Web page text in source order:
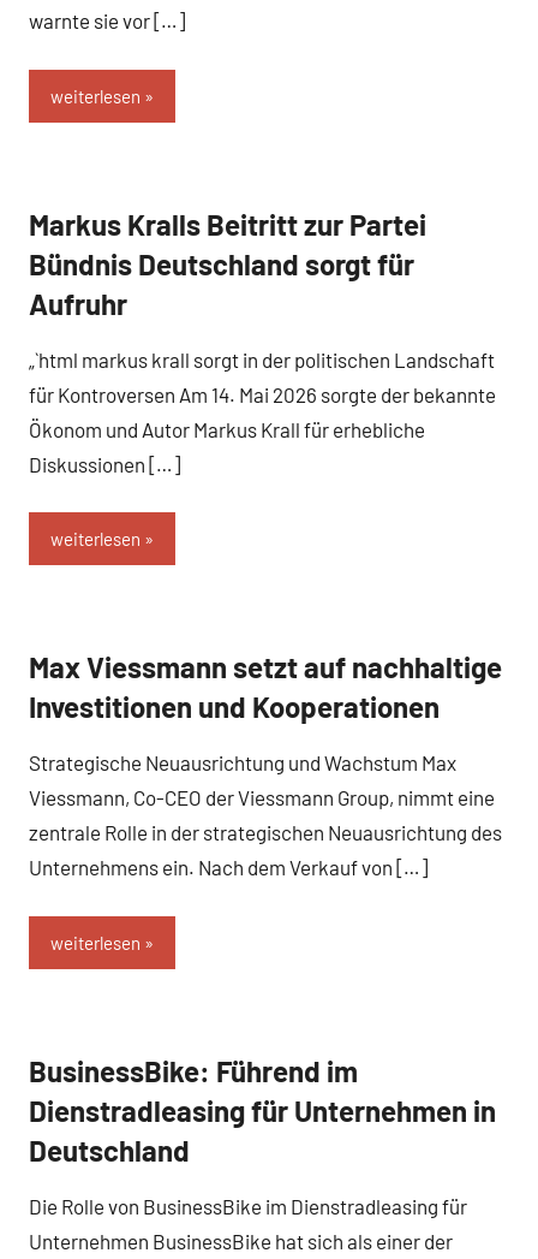
warnte sie vor […]
weiterlesen
Business
und B2B
Markus Kralls Beitritt zur Partei
Bündnis Deutschland sorgt für
Aufruhr
„`html markus krall sorgt in der politischen Landschaft
für Kontroversen Am 14. Mai 2026 sorgte der bekannte
Ökonom und Autor Markus Krall für erhebliche
Diskussionen […]
weiterlesen
Business
und B2B
Max Viessmann setzt auf nachhaltige
Investitionen und Kooperationen
Strategische Neuausrichtung und Wachstum Max
Viessmann, Co-CEO der Viessmann Group, nimmt eine
zentrale Rolle in der strategischen Neuausrichtung des
Unternehmens ein. Nach dem Verkauf von […]
weiterlesen
Business
und B2B
BusinessBike: Führend im
Dienstradleasing für Unternehmen in
Deutschland
Die Rolle von BusinessBike im Dienstradleasing für
Unternehmen BusinessBike hat sich als einer der